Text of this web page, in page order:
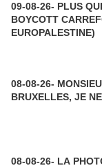
09-08-26- PLUS
BOYCOTT
EUROPALESTINE)
08-08-26-
08-08-26- LA PHOTO TRUQUÉE